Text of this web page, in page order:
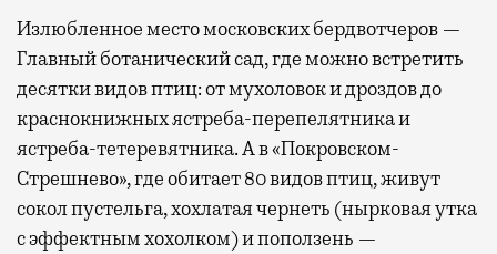
Излюбленное место московских бердвотчеров —
Главный ботанический сад, где можно встретить
десятки видов птиц: от мухоловок и дроздов до
краснокнижных ястреба-перепелятника и
ястреба-тетеревятника. А в «Покровском-
Стрешнево», где обитает 80 видов птиц, живут
сокол пустельга, хохлатая чернеть (нырковая утка
с эффектным хохолком) и поползень —